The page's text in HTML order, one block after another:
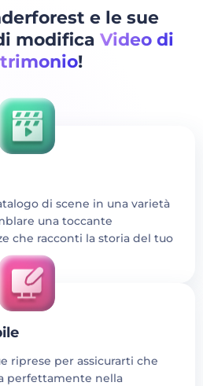
e le sue
modifica Video di
!
di scene in una varietà
una toccante
che racconti la storia del tuo
riprese per assicurarti che
perfettamente nella